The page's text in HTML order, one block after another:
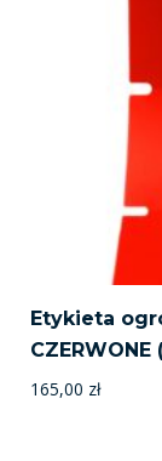
Etykieta
165,00 zł